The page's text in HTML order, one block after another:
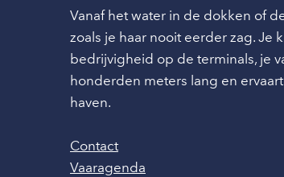
Vanaf het water in de dokken of
zoals je haar nooit eerder zag. Je
bedrijvigheid op de terminals, je
honderden meters lang en
haven.
Contact
Vaaragenda